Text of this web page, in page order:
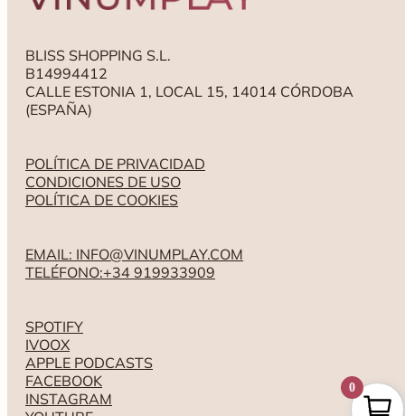
BLISS SHOPPING S.L.
B14994412
CALLE ESTONIA 1, LOCAL 15, 14014 CÓRDOBA
(ESPAÑA)
POLÍTICA DE PRIVACIDAD
CONDICIONES DE USO
POLÍTICA DE COOKIES
EMAIL: INFO@VINUMPLAY.COM
TELÉFONO:+34 919933909
SPOTIFY
IVOOX
APPLE PODCASTS
FACEBOOK
INSTAGRAM
0